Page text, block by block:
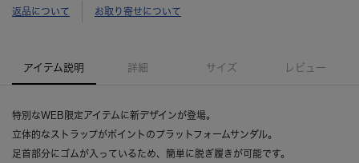
返品について お取り寄せについて
アイテム説明 詳細 サイズ レビュー
特別なWEB限定アイテムに新デザインが登場。
立体的なストラップがポイントのプラットフォームサンダル。
足首部分にゴムが入っているため、簡単に脱ぎ履きが可能です。